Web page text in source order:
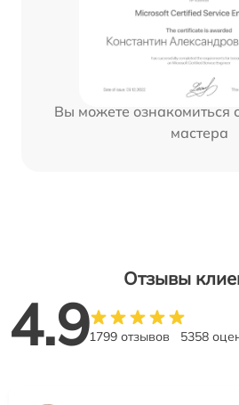
Вы можете ознакомиться
мастера
Отзывы
4.91799 отзывов 5358